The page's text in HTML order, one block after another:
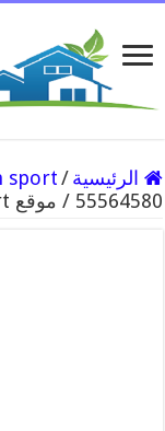
الرئيسية /
sport
55564580 / موقع bein sport الرسمي